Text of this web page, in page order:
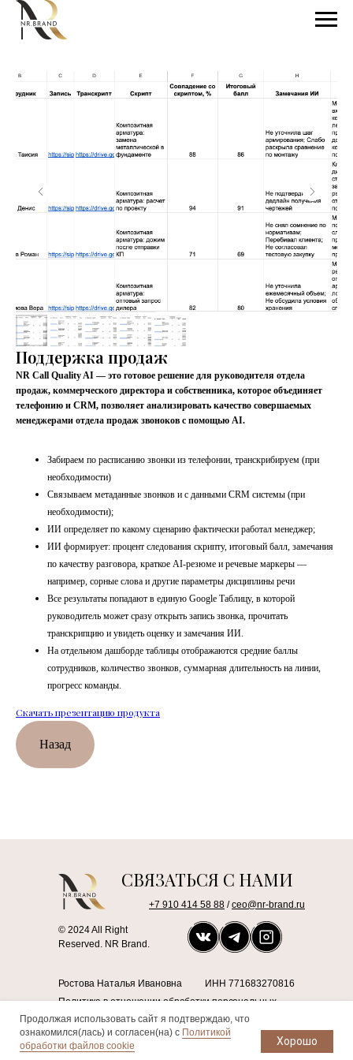
Продолжая использовать сайт я подтверждаю, что
ознакомился(лась) и согласен(на) с Политикой
обработки файлов cookie
Хорошо
Поддержка продаж
NR Call Quality AI — это готовое решение для руководителя отдела
продаж, коммерческого директора и собственника, которое объединяет
телефонию и CRM, позволяет анализировать качество совершаемых
менеджерами отдела продаж звоноков с помощью AI.
Забираем по расписанию звонки из телефонии, транскрибируем (при
необходимости)
Связываем метаданные звонков и с данными CRM системы (при
необходимости);
ИИ определяет по какому сценарию фактически работал менеджер;
ИИ формирует: процент следования скрипту, итоговый балл, замечания
по качеству разговора, краткое AI-резюме и речевые маркеры —
например, сорные слова и другие параметры дисциплины речи
Все результаты попадают в единую Google Таблицу, в которой
руководитель может сразу открыть запись звонка, прочитать
транскрипцию и увидеть оценку и замечания ИИ.
На отдельном дашборде таблицы отображаются средние баллы
сотрудников, количество звонков, суммарная длительность на линии,
прогресс команды.
Скачать презентацию продукта
Назад
© 2024 All Right
Reserved. NR Brand.
+7 910 414 58 88 /ceo@nr-brand.ru
Политика в отношении обработки персональных
данных
Ростова Наталья Ивановна ИНН 771683270816
СВЯЗАТЬСЯ С НАМИ